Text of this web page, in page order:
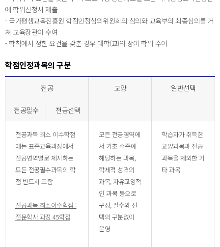
에 학위신청서 제출
- 국가평생교육진흥원 학점인정심의위원회의 심의와 교육부의 최종심의를 거
쳐 교육장관이 수여
- 학칙에서 정한 요건을 갖춘 경우 대학(교)의 장이 학위 수여
학점인정과목의 구분
전공 교양 일반선택
전공필수 전공선택
전공과목 최소 이수학점
에는 표준교육과정에서
전공영역별로 제시하는
모든 전공필수과목의 학
점 반드시 포함
전공과목 최소이수학점 :
전문학사 과정 45학점
모든 전공영역에
서 기초 수준에
해당하는 과목,
학제적 성격의
과목, 자유교양적
인 과목 등으로
구성, 필수와 선
택의 구분없이
운영
학습자가 취득한
교양과목과 전공
과목을 제외한 기
타 과목